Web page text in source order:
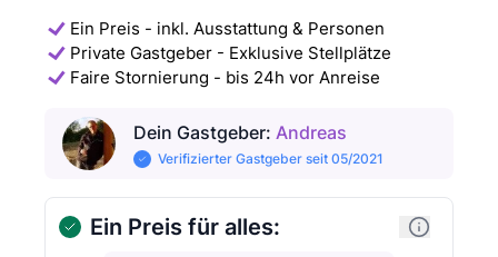
Ein Preis - inkl. Ausstattung & Personen
Private Gastgeber - Exklusive Stellplätze
Faire Stornierung - bis 24h vor Anreise
Dein Gastgeber: Andreas
Verifizierter Gastgeber seit 05/2021
Ein Preis für alles: